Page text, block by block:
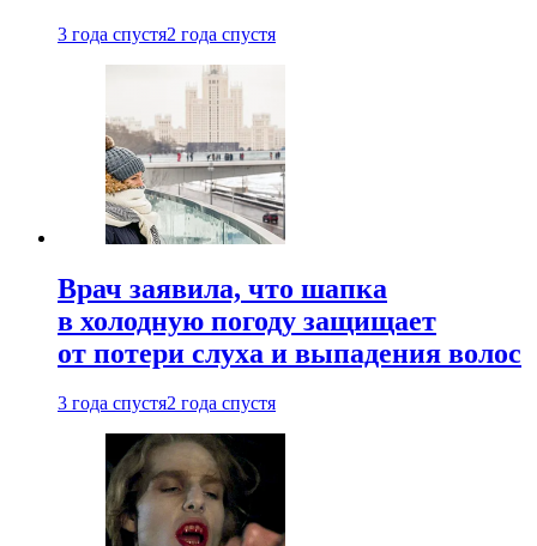
3 года спустя2 года спустя
Врач заявила, что шапка
в холодную погоду защищает
от потери слуха и выпадения волос
3 года спустя2 года спустя